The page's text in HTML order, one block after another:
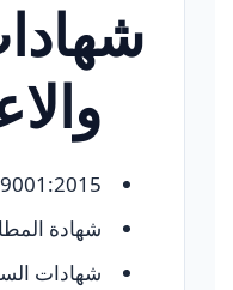
شهادة
شهادات